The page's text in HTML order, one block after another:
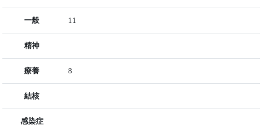
一般 11
精神
療養 8
結核
感染症